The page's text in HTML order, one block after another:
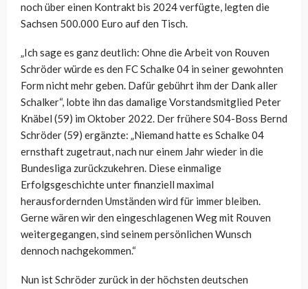
noch über einen Kontrakt bis 2024 verfügte, legten die
Sachsen 500.000 Euro auf den Tisch.
„Ich sage es ganz deutlich: Ohne die Arbeit von Rouven
Schröder würde es den FC Schalke 04 in seiner gewohnten
Form nicht mehr geben. Dafür gebührt ihm der Dank aller
Schalker“, lobte ihn das damalige Vorstandsmitglied Peter
Knäbel (59) im Oktober 2022. Der frühere S04-Boss Bernd
Schröder (59) ergänzte: „Niemand hatte es Schalke 04
ernsthaft zugetraut, nach nur einem Jahr wieder in die
Bundesliga zurückzukehren. Diese einmalige
Erfolgsgeschichte unter finanziell maximal
herausfordernden Umständen wird für immer bleiben.
Gerne wären wir den eingeschlagenen Weg mit Rouven
weitergegangen, sind seinem persönlichen Wunsch
dennoch nachgekommen.“
Nun ist Schröder zurück in der höchsten deutschen